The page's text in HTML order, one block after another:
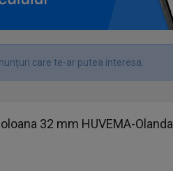
care te-ar putea interesa.
32 mm HUVEMA-Olanda